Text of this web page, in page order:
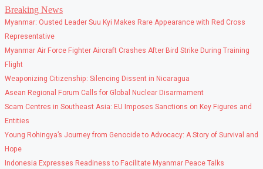
Skip
to
Breaking News
Myanmar: Ousted Leader Suu Kyi Makes Rare Appearance with Red Cross
Representative
Myanmar Air Force Fighter Aircraft Crashes After Bird Strike During Training
Flight
Weaponizing Citizenship: Silencing Dissent in Nicaragua
Asean Regional Forum Calls for Global Nuclear Disarmament
Scam Centres in Southeast Asia: EU Imposes Sanctions on Key Figures and
Entities
Young Rohingya’s Journey from Genocide to Advocacy: A Story of Survival and
Hope
Indonesia Expresses Readiness to Facilitate Myanmar Peace Talks